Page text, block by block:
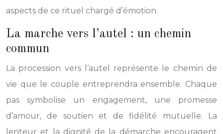
aspects de ce rituel chargé d’émotion.
La marche vers l’autel : un chemin
commun
La procession vers l’autel représente le chemin de
vie que le couple entreprendra ensemble. Chaque
pas symbolise un engagement, une promesse
d’amour, de soutien et de fidélité mutuelle. La
lenteur et la dignité de la démarche encouragent